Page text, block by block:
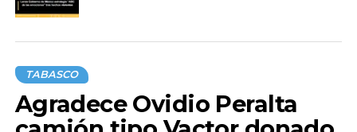
TABASCO
Agradece Ovidio Peralta